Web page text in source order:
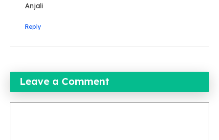
Anjali
Reply
Leave a Comment